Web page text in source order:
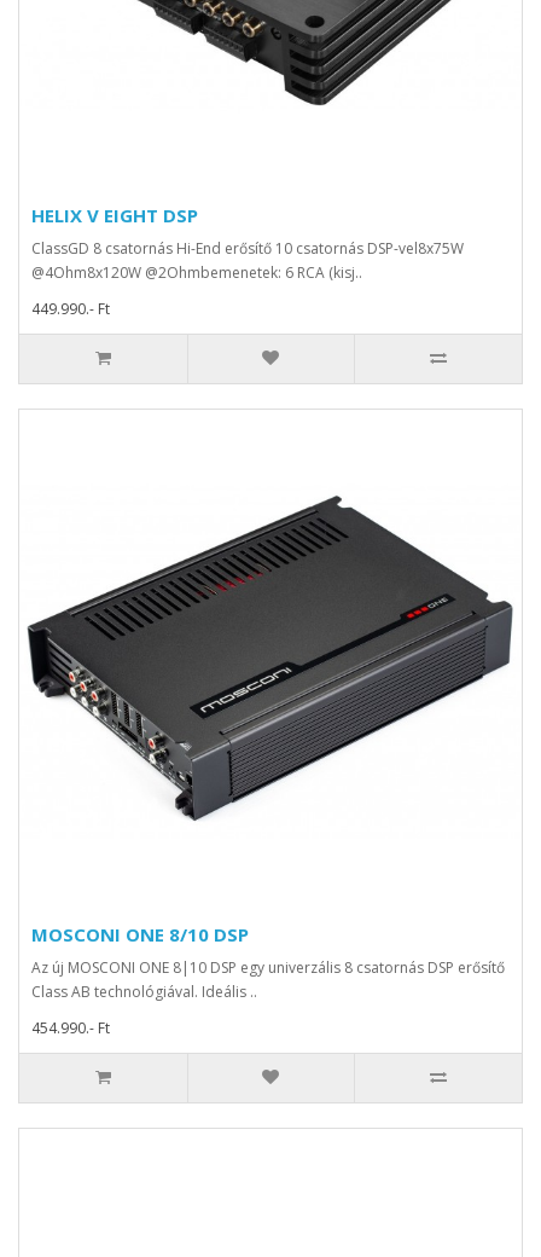
HELIX V EIGHT DSP
ClassGD 8 csatornás Hi-End erősítő 10 csatornás DSP-vel8x75W
@4Ohm8x120W @2Ohmbemenetek: 6 RCA (kisj..
449.990.- Ft
MOSCONI ONE 8/10 DSP
Az új MOSCONI ONE 8|10 DSP egy univerzális 8 csatornás DSP erősítő
Class AB technológiával. Ideális ..
454.990.- Ft